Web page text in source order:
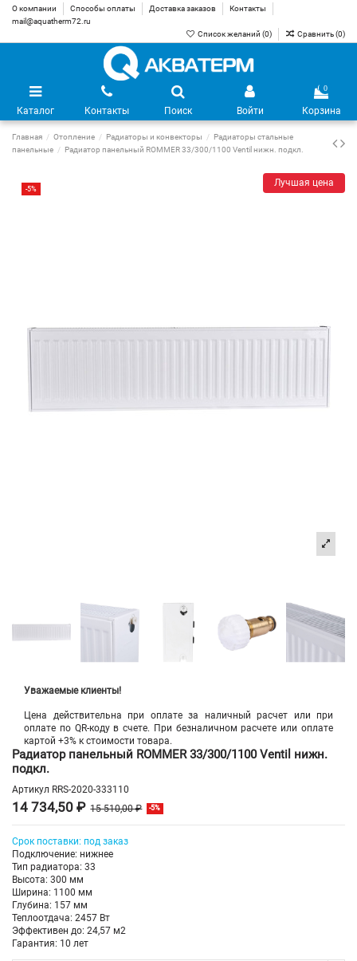
О компании Способы оплаты Доставка заказов
Контакты
mail@aquatherm72.ru
Список желаний (0) Сравнить (0)
Каталог Контакты Поиск Войти
0
Корзина
Главная Отопление Радиаторы и конвекторы
Радиаторы стальные
панельные
Радиатор панельный ROMMER 33/300/1100 Ventil нижн. подкл.
-5%
Лучшая цена
Уважаемые клиенты!
Цена действительна при оплате за наличный расчет или при
оплате по QR-коду в счете. При безналичном расчете или оплате
картой +3% к стоимости товара.
Радиатор панельный ROMMER 33/300/1100 Ventil нижн.
подкл.
Артикул RRS-2020-333110
14 734,50 ₽ 15 510,00 ₽ -5%
Срок поставки: под заказ
Подключение: нижнее
Тип радиатора: 33
Высота: 300 мм
Ширина: 1100 мм
Глубина: 157 мм
Теплоотдача: 2457 Вт
Эффективен до: 24,57 м2
Гарантия: 10 лет